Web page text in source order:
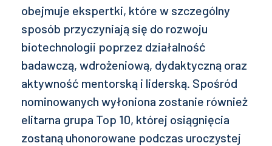
obejmuje ekspertki, które w szczególny
sposób przyczyniają się do rozwoju
biotechnologii poprzez działalność
badawczą, wdrożeniową, dydaktyczną oraz
aktywność mentorską i liderską. Spośród
nominowanych wyłoniona zostanie również
elitarna grupa Top 10, której osiągnięcia
zostaną uhonorowane podczas uroczystej